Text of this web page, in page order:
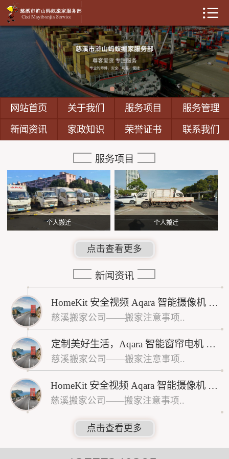
关于我们
服务项目
服务管理
人才招聘
荣誉证书
联系我们

网站首页 关于我们 服务项目 服务管理
新闻资讯 家政知识 荣誉证书 联系我们
服务项目
个人搬迁 个人搬迁
点击查看更多
新闻资讯
HomeKit 安全视频 Aqara 智能摄像机 G3H（网关版）开启预售
慈溪搬家公司——搬家注意事项..
定制美好生活，Aqara 智能窗帘电机 A1 开启预售
慈溪搬家公司——搬家注意事项..
HomeKit 安全视频 Aqara 智能摄像机 G2H（网关版）开启预售
慈溪搬家公司——搬家注意事项..
点击查看更多